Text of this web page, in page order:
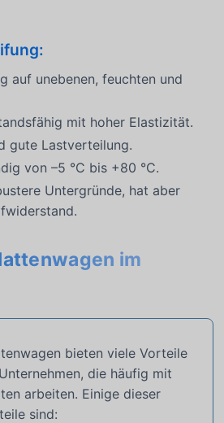
auf unebenen, feuchten und
mit hoher Elastizität.
gute Lastverteilung.
von –5 °C bis +80 °C.
Untergründe, hat aber
im
bieten viele Vorteile
die häufig mit
arbeiten. Einige dieser
sind: